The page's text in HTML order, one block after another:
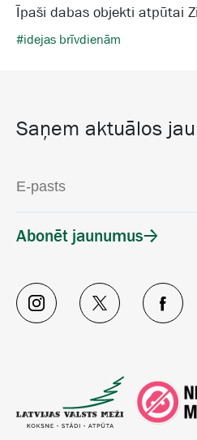
Īpaši dabas objekti atpūtai
#idejas brīvdienām
Saņem aktuālos
Abonēt jaunumus